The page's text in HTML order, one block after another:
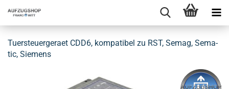
Tu­er­steu­er­ge­ra­et CDD6, kom­pa­ti­bel zu RST, Semag, Se­ma­
tic, Sie­mens